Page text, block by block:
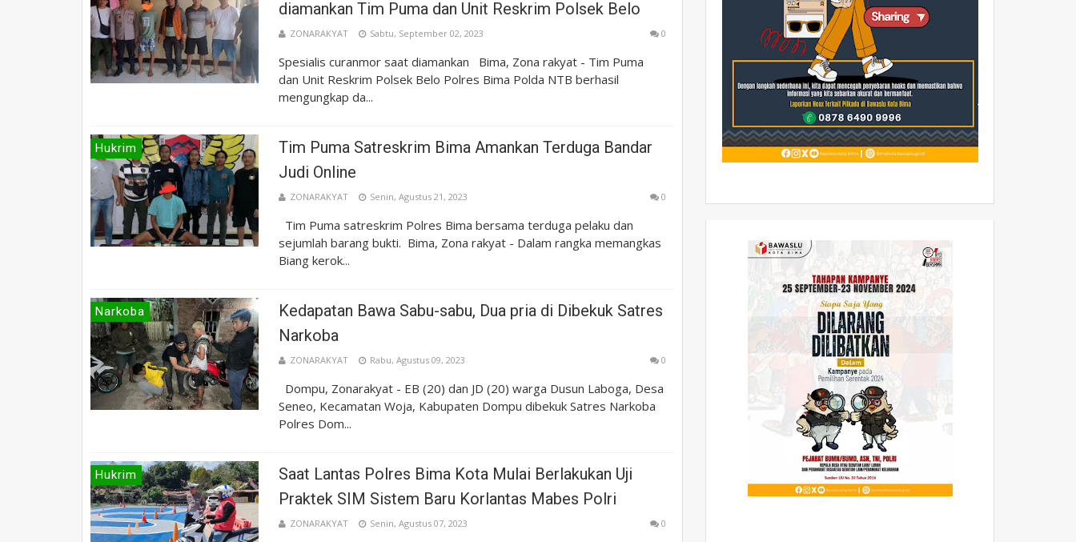
diamankan Tim Puma dan Unit Reskrim Polsek Belo
ZONARAKYAT Sabtu, September 02, 2023 0
Spesialis curanmor saat diamankan Bima, Zona rakyat - Tim Puma
dan Unit Reskrim Polsek Belo Polres Bima Polda NTB berhasil
mengungkap da...
Hukrim
Tim Puma Satreskrim Bima Amankan Terduga Bandar
Judi Online
ZONARAKYAT Senin, Agustus 21, 2023 0
Tim Puma satreskrim Polres Bima bersama terduga pelaku dan
sejumlah barang bukti. Bima, Zona rakyat - Dalam rangka memangkas
Biang kerok...
Narkoba
Kedapatan Bawa Sabu-sabu, Dua pria di Dibekuk Satres
Narkoba
ZONARAKYAT Rabu, Agustus 09, 2023 0
Dompu, Zonarakyat - EB (20) dan JD (20) warga Dusun Laboga, Desa
Seneo, Kecamatan Woja, Kabupaten Dompu dibekuk Satres Narkoba
Polres Dom...
Hukrim
Saat Lantas Polres Bima Kota Mulai Berlakukan Uji
Praktek SIM Sistem Baru Korlantas Mabes Polri
ZONARAKYAT Senin, Agustus 07, 2023 0